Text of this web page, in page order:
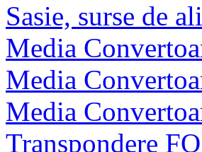
Sasie, surse de
Media
Media
Media
Transpondere FO